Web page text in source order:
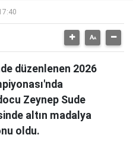
düzenlenen 2026
Zeynep Sude
altın madalya
oldu.